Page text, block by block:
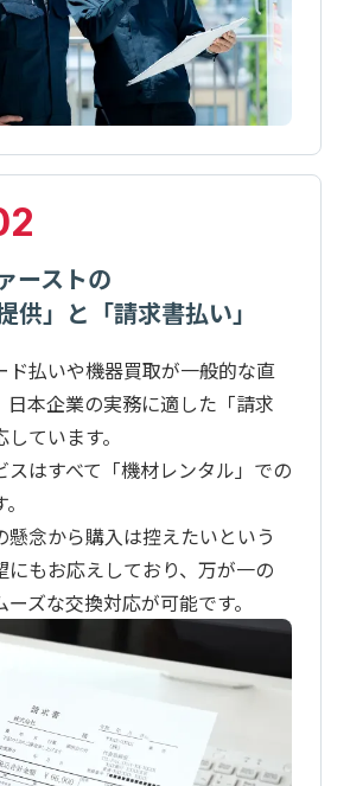
ーストの
供」と「請求書払い」
ド払いや機器買取が一般的な直
日本企業の実務に適した「請求
ています。
スはすべて「機材レンタル」での
懸念から購入は控えたいという
にもお応えしており、万が一の
ズな交換対応が可能です。